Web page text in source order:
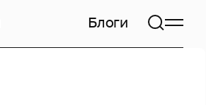
Блоги